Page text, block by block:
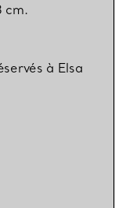
cm.
à Elsa